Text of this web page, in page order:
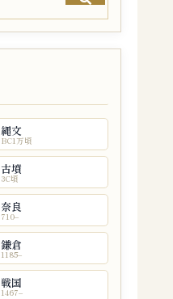
縄文
BC1万頃
古墳
3C頃
奈良
710–
鎌倉
1185–
戦国
1467–